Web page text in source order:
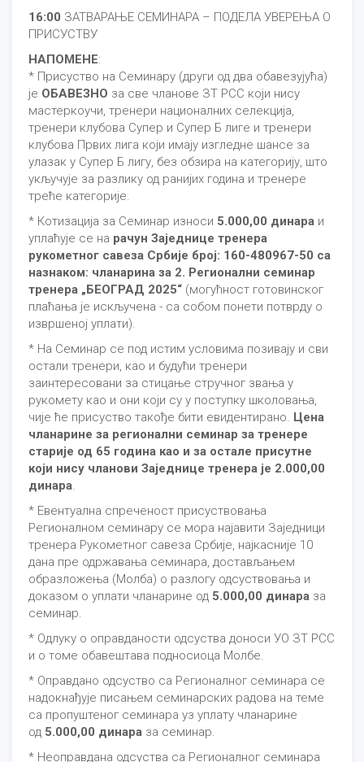
16:00 ЗАТВАРАЊЕ СЕМИНАРА – ПОДЕЛА УВЕРЕЊА О
ПРИСУСТВУ
НАПОМЕНЕ:
* Присуство на Семинару (други од два обавезујућа)
је ОБАВЕЗНО за све чланове ЗТ РСС који нису
мастеркоучи, тренери националних селекција,
тренери клубова Супер и Супер Б лиге и тренери
клубова Првих лига који имају изгледне шансе за
улазак у Супер Б лигу, без обзира на категорију, што
укључује за разлику од ранијих година и тренере
треће категорије.
* Котизација за Семинар износи 5.000,00 динара и
уплаћује се на рачун Заједнице тренера
рукометног савеза Србије број: 160-480967-50 са
назнаком: чланарина за 2. Регионални семинар
тренера „БЕОГРАД 2025“ (могућност готовинског
плаћања је искључена - са собом понети потврду о
извршеној уплати).
* На Семинар се под истим условима позивају и сви
остали тренери, као и будући тренери
заинтересовани за стицање стручног звања у
рукомету као и они који су у поступку школовања,
чије ће присуство такође бити евидентирано. Цена
чланарине за регионални семинар за тренере
старије од 65 година као и за остале присутне
који нису чланови Заједнице тренера је 2.000,00
динара.
* Евентуална спреченост присуствовања
Регионалном семинару се мора најавити Заједници
тренера Рукометног савеза Србије, најкасније 10
дана пре одржавања семинара, достављањем
образложења (Молба) о разлогу одсуствовања и
доказом о уплати чланарине од 5.000,00 динара за
семинар.
* Одлуку о оправданости одсуства доноси УО ЗТ РСС
и о томе обавештава подносиоца Молбе.
* Оправдано одсуство са Регионалног семинара се
надокнађује писањем семинарских радова на теме
са пропуштеног семинара уз уплату чланарине
од 5.000,00 динара за семинар.
* Неоправдана одсуства са Регионалног семинара